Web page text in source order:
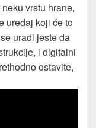
vrstu hrane,
uređaj koji će to
uradi jeste da
i digitalni
ostavite,